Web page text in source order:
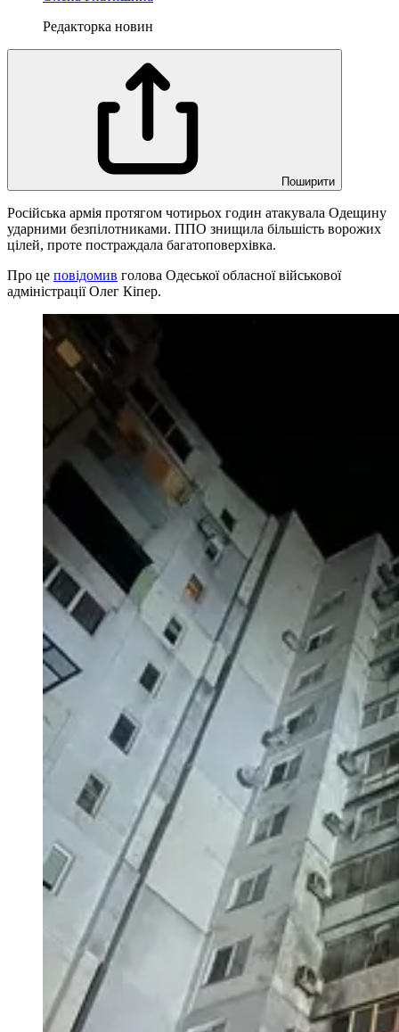
Редакторка новин
Поширити
Російська армія протягом чотирьох годин атакувала Одещину
ударними безпілотниками. ППО знищила більшість ворожих
цілей, проте постраждала багатоповерхівка.
Про це повідомив голова Одеської обласної військової
адміністрації Олег Кіпер.